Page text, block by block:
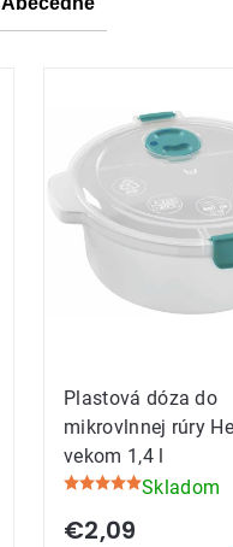
Plastová dóza do
mikrovlnnej rúry
vekom 1,4 l
Priemerné
hodnotenie
Skladom
€2,09